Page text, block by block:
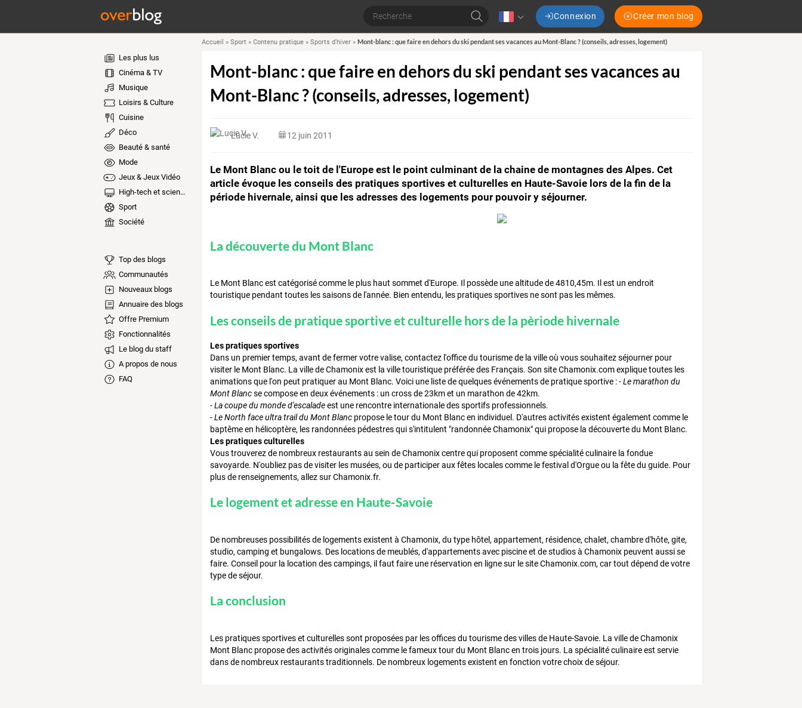
Connexion Créer mon blog
Les plus lus
Cinéma & TV
Musique
Loisirs & Culture
Cuisine
Déco
Beauté & santé
Mode
Jeux & Jeux Vidéo
High-tech et sciences
Sport
Société
Top des blogs
Communautés
Nouveaux blogs
Annuaire des blogs
Offre Premium
Fonctionnalités
Le blog du staff
A propos de nous
FAQ
Accueil » Sport» Contenu pratique» Sports d'hiver» Mont-blanc : que faire en dehors du ski pendant ses vacances au Mont-Blanc ? (conseils, adresses, logement)
Mont-blanc : que faire en dehors du ski pendant ses vacances au
Mont-Blanc ? (conseils, adresses, logement)
Lucie V. 12 juin 2011
Le Mont Blanc ou le toit de l'Europe est le point culminant de la chaine de montagnes des Alpes. Cet
article évoque les conseils des pratiques sportives et culturelles en Haute-Savoie lors de la fin de la
période hivernale, ainsi que les adresses des logements pour pouvoir y séjourner.
La découverte du Mont Blanc
Le Mont Blanc est catégorisé comme le plus haut sommet d'Europe. Il possède une altitude de 4810,45m. Il est un endroit
touristique pendant toutes les saisons de l'année. Bien entendu, les pratiques sportives ne sont pas les mêmes.
Les conseils de pratique sportive et culturelle hors de la pèriode hivernale
Les pratiques sportives
Dans un premier temps, avant de fermer votre valise, contactez l'office du tourisme de la ville où vous souhaitez séjourner pour
visiter le Mont Blanc. La ville de Chamonix est la ville touristique préférée des Français. Son site Chamonix.com explique toutes les
animations que l'on peut pratiquer au Mont Blanc. Voici une liste de quelques événements de pratique sportive : -Le marathon du
Mont Blancse compose en deux événements : un cross de 23km et un marathon de 42km.
- La coupe du monde d'escaladeest une rencontre internationale des sportifs professionnels.
- Le North face ultra trail du Mont Blancpropose le tour du Mont Blanc en individuel. D'autres activités existent également comme le
baptême en hélicoptère, les randonnées pédestres qui s'intitulent "randonnée Chamonix" qui propose la découverte du Mont Blanc.
Les pratiques culturelles
Vous trouverez de nombreux restaurants au sein de Chamonix centre qui proposent comme spécialité culinaire la fondue
savoyarde. N'oubliez pas de visiter les musées, ou de participer aux fêtes locales comme le festival d'Orgue ou la fête du guide. Pour
plus de renseignements, allez sur Chamonix.fr.
Le logement et adresse en Haute-Savoie
De nombreuses possibilités de logements existent à Chamonix, du type hôtel, appartement, résidence, chalet, chambre d'hôte, gite,
studio, camping et bungalows. Des locations de meublés, d'appartements avec piscine et de studios à Chamonix peuvent aussi se
faire. Conseil pour la location des campings, il faut faire une réservation en ligne sur le site Chamonix.com, car tout dépend de votre
type de séjour.
La conclusion
Les pratiques sportives et culturelles sont proposées par les offices du tourisme des villes de Haute-Savoie. La ville de Chamonix
Mont Blanc propose des activités originales comme le fameux tour du Mont Blanc en trois jours. La spécialité culinaire est servie
dans de nombreux restaurants traditionnels. De nombreux logements existent en fonction votre choix de séjour.